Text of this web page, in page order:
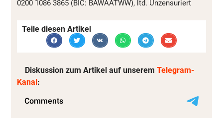
0200 1086 3865 (BIC: BAWAATWW), ltd. Unzensuriert
Teile diesen Artikel
Diskussion zum Artikel auf unserem Telegram-
Kanal :